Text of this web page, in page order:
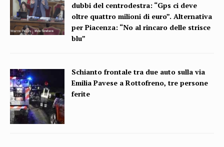
dubbi del centrodestra: “Gps ci deve
oltre quattro milioni di euro”. Alternativa
per Piacenza: “No al rincaro delle strisce
blu”
Schianto frontale tra due auto sulla via
Emilia Pavese a Rottofreno, tre persone
ferite